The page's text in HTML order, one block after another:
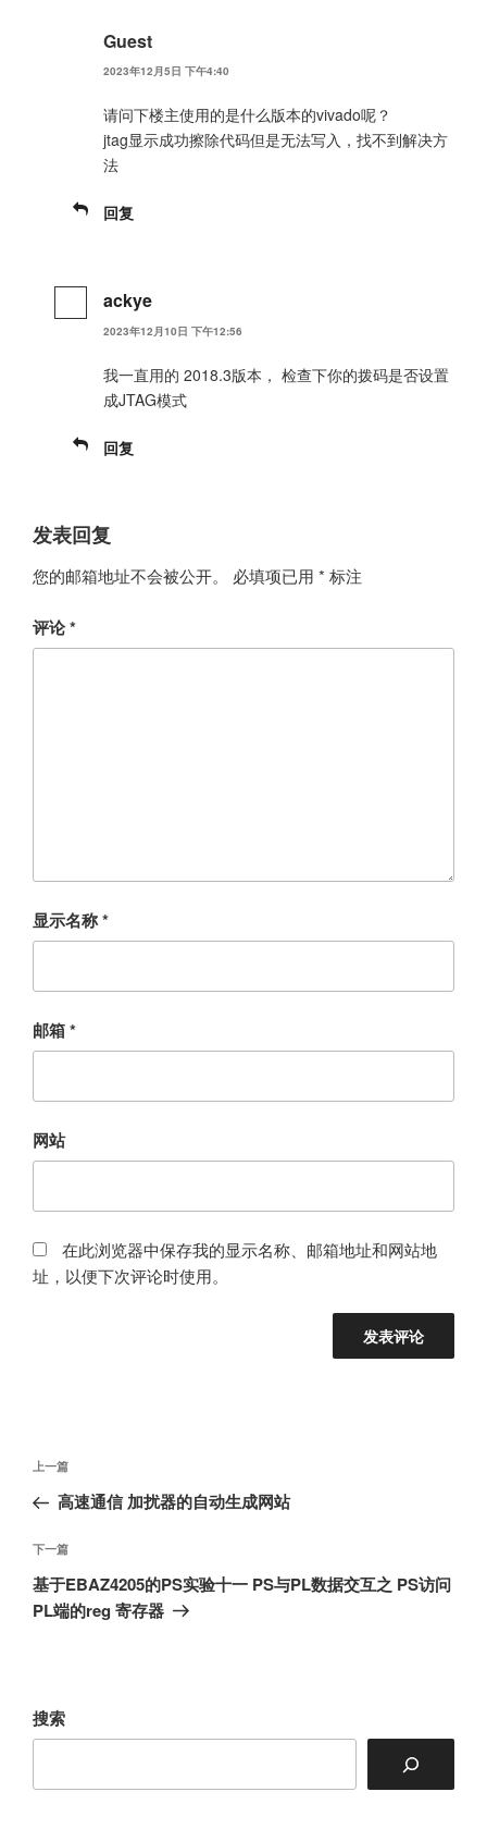
Guest
2023年12月5日 下午4:40
请问下楼主使用的是什么版本的vivado呢？
jtag显示成功擦除代码但是无法写入，找不到解决方
法
回复
ackye
2023年12月10日 下午12:56
我一直用的 2018.3版本， 检查下你的拨码是否设置
成JTAG模式
回复
发表回复
您的邮箱地址不会被公开。 必填项已用 * 标注
评论*
显示名称*
邮箱*
网站
在此浏览器中保存我的显示名称、邮箱地址和网站地
址，以便下次评论时使用。
文
导
航
上
一
文
章
上一篇
高速通信 加扰器的自动生成网站
下
一
篇
下一篇
基于EBAZ4205的PS实验十一 PS与PL数据交互之 PS访问
PL端的reg 寄存器
搜索